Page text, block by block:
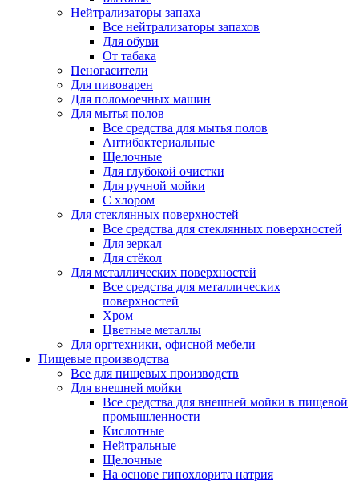
Нейтрализаторы запаха
Все нейтрализаторы запахов
Для обуви
От табака
Пеногасители
Для пивоварен
Для поломоечных машин
Для мытья полов
Все средства для мытья полов
Антибактериальные
Щелочные
Для глубокой очистки
Для ручной мойки
С хлором
Для стеклянных поверхностей
Все средства для стеклянных поверхностей
Для зеркал
Для стёкол
Для металлических поверхностей
Все средства для металлических
поверхностей
Хром
Цветные металлы
Для оргтехники, офисной мебели
Пищевые производства
Все для пищевых производств
Для внешней мойки
Все средства для внешней мойки в пищевой
промышленности
Кислотные
Нейтральные
Щелочные
На основе гипохлорита натрия